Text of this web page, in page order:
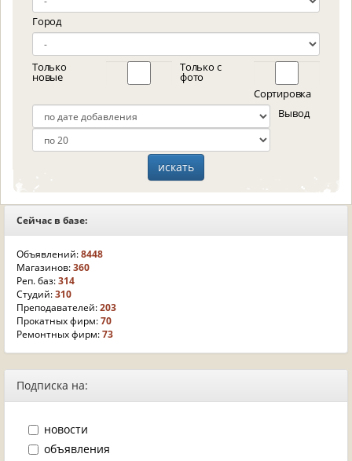
Город
Только
новые
Только с
фото
Сортировка
Вывод
Сейчас в базе:
Объявлений:8448
Магазинов:360
Реп. баз:314
Студий:310
Преподавателей:203
Прокатных фирм:70
Ремонтных фирм:73
Подписка на:
новости
объявления